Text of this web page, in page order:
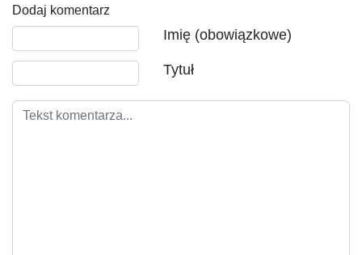
Dodaj komentarz
Imię (obowiązkowe)
Tytuł
Tekst komentarza